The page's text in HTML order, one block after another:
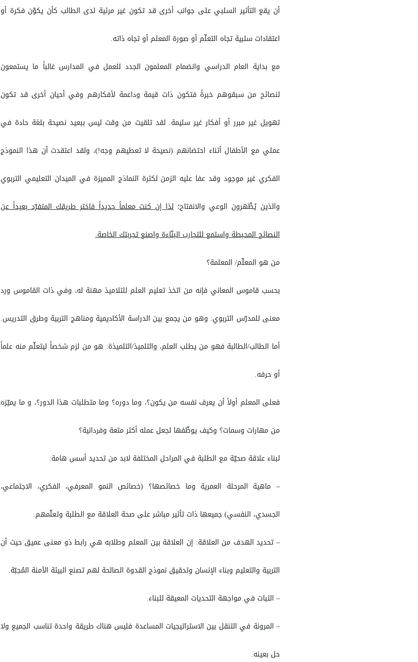
أن يقع التأثير السلبي على جوانب أخرى قد تكون غير مرئية لدى الطالب كأن يكوّن فكرة أو
اعتقادات سلبية تجاه التعلّم أو صورة المعلم أو تجاه ذاته.
مع بداية العام الدراسي وانضمام المعلمون الجدد للعمل في المدارس غالباً ما يستمعون
لنصائح من سبقوهم خبرةً فتكون ذات قيمة وداعمة لأفكارهم وفي أحيان أخرى قد تكون
تهويل غير مبرر أو أفكار غير سليمة. لقد تلقيت من وقت ليس ببعيد نصيحة بلغة حادة في
عملي مع الأطفال أثناء احتضانهم (نصيحة لا تعطيهم وجه!)، ولقد اعتقدت أن هذا النموذج
الفكري غير موجود وقد عفا عليه الزمن لكثرة النماذج المميزة في الميدان التعليمي التربوي
والذين يُظْهرون الوعي والانفتاح؛لذا إن كنت معلماً جديداً فاختر طريقك المتفرّد بعيداً عن
النصائح المحبطة واستمع للتجارب البنّاءة واصنع تجربتك الخاصة.
من هو المعلّم/ المعلمة؟
بحسب قاموس المعاني فإنه من اتخذ تعليم العلم للتلاميذ مهنة له، وفي ذات القاموس ورد
معنى للمدرّس التربوي: وهو من يجمع بين الدراسة الأكاديمية ومناهج التربية وطرق التدريس.
أما الطالب/الطالبة فهو من يطلب العلم، والتلميذ/التلميذة: هو من لزم شخصاً ليتعلّم منه علماً
أو حرفه.
فعلى المعلم أولاً أن يعرف نفسه من يكون؟، وما دوره؟ وما متطلبات هذا الدور؟، و ما يميّزه
من مهارات وسمات؟ وكيف يوظّفها لجعل عمله أكثر متعة وفردانية؟
لبناء علاقة صحيّة مع الطلبة في المراحل المختلفة لابد من تحديد أسس هامة:
– ماهية المرحلة العمرية وما خصائصها؟ (خصائص النمو المعرفي، الفكري، الاجتماعي،
الجسدي، النفسي) جميعها ذات تأثير مباشر على صحة العلاقة مع الطلبة وتعلّمهم.
– تحديد الهدف من العلاقة: إن العلاقة بين المعلم وطلابه هي رابط ذو معنى عميق حيث أن
التربية والتعليم وبناء الإنسان وتحقيق نموذج القدوة الصالحة لهم تصنع البيئة الآمنة المُحِبّة.
– الثبات في مواجهة التحديات المعيقة للبناء.
– المرونة في التنقل بين الاستراتيجيات المساعدة فليس هناك طريقة واحدة تناسب الجميع ولا
حل بعينه.